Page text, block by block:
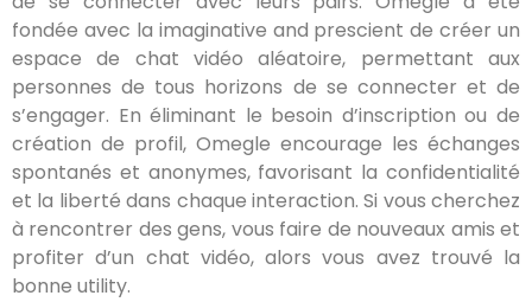
fondée avec la imaginative and prescient de créer un
espace de chat vidéo aléatoire, permettant aux
personnes de tous horizons de se connecter et de
s’engager. En éliminant le besoin d’inscription ou de
création de profil, Omegle encourage les échanges
spontanés et anonymes, favorisant la confidentialité
et la liberté dans chaque interaction. Si vous cherchez
à rencontrer des gens, vous faire de nouveaux amis et
profiter d’un chat vidéo, alors vous avez trouvé la
bonne utility.